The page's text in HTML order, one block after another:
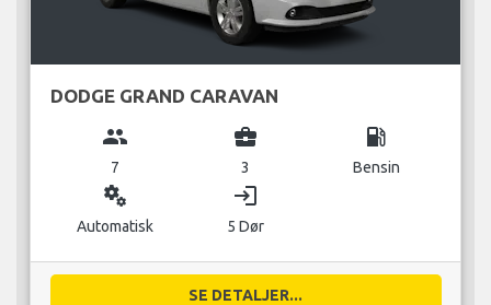
DODGE GRAND CARAVAN
group
7
business_center
3
local_gas_station
Bensin
miscellaneous_services
Automatisk
login
5 Dør
SE DETALJER...